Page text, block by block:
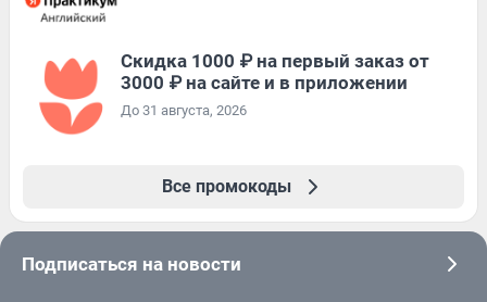
Скидка 1000 ₽ на первый заказ от
3000 ₽ на сайте и в приложении
До 31 августа, 2026
Все промокоды
Подписаться на новости